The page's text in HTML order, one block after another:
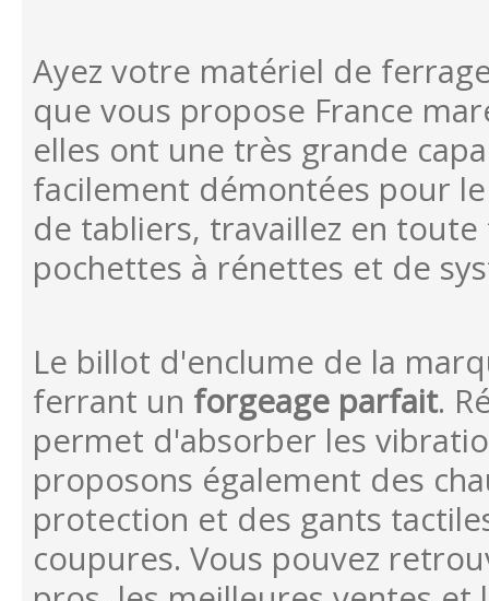
Ayez votre matériel de
que vous propose France
elles ont une très grande
facilement démontées pour
de tabliers, travaillez en
pochettes à rénettes et de
Le billot d'enclume de la
ferrant un forgeage parfait.
permet d'absorber les
proposons également des
protection et des gants
coupures. Vous pouvez